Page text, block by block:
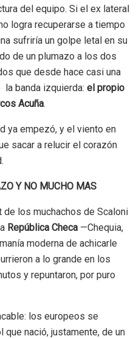
del equipo. Si el ex lateral
logra recuperarse a tiempo
sufriría un golpe letal en su
de un plumazo a los dos
que desde hace casi una
banda izquierda: el propio
Acuña.
ya empezó, y el viento en
sacar a relucir el corazón
Y NO MUCHO MAS
los muchachos de Scaloni
República Checa —Chequia,
moderna de achicarle
a lo grande en los
y repuntaron, por puro
los europeos se
que nació, justamente, de un